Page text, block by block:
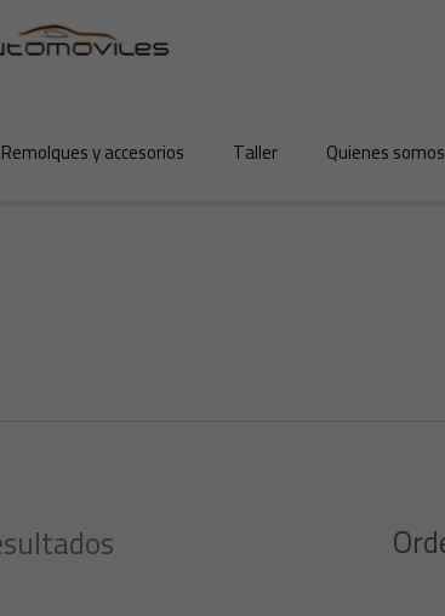
Remolques y accesorios Taller Quienes somos